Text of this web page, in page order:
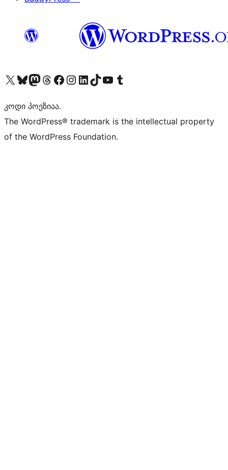
Visit our X (formerly Twitter) account
Visit our Bluesky account
Visit our Mastodon account
Visit our Threads account
Visit our Facebook page
Visit our Instagram account
Visit our LinkedIn account
Visit our TikTok account
Visit our YouTube channel
Visit our Tumblr account
კოდი პოეზიაა.
The WordPress® trademark is the intellectual property
of the WordPress Foundation.